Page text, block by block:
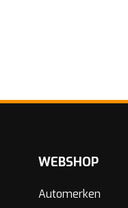
WEBSHOP
Automerken